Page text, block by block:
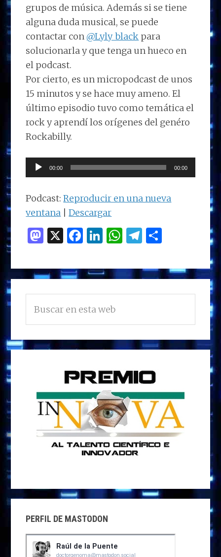
grupos de música. Además si se tiene
alguna duda musical, se puede
contactar con @Lyly_black para
solucionarla y que tenga un hueco en
el podcast.
Por cierto, es un micropodcast de unos
15 minutos y se hace muy ameno. El
último episodio tuvo como temática el
rock y aprendí los orígenes del genéro
Rockabilly.
Reproductor
de
audio
00:00 00:00
Podcast:Reproducir en una nueva
ventana |Descargar
M
to
d
o
n
X F
ce
b
o
o
k
Li
k
e
dI
n
W
at
s
A
p
T
e
g
ra
m
p
ar
r
BARRA
LATERAL
PRINCIPAL
en
esta
web
PERFIL DE MASTODON